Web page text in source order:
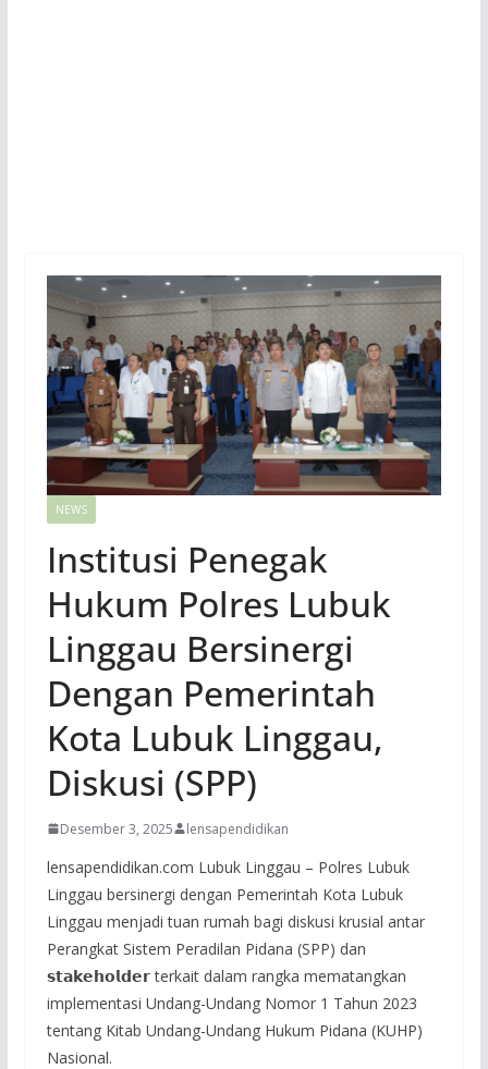
NEWS
Institusi Penegak
Hukum Polres Lubuk
Linggau Bersinergi
Dengan Pemerintah
Kota Lubuk Linggau,
Diskusi (SPP)
Desember 3, 2025 lensapendidikan
lensapendidikan.com Lubuk Linggau – Polres Lubuk
Linggau bersinergi dengan Pemerintah Kota Lubuk
Linggau menjadi tuan rumah bagi diskusi krusial antar
Perangkat Sistem Peradilan Pidana (SPP) dan
𝘀𝘁𝗮𝗸𝗲𝗵𝗼𝗹𝗱𝗲𝗿 terkait dalam rangka mematangkan
implementasi Undang-Undang Nomor 1 Tahun 2023
tentang Kitab Undang-Undang Hukum Pidana (KUHP)
Nasional.